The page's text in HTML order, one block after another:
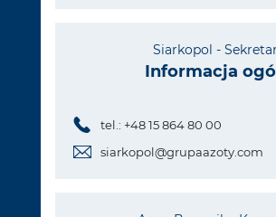
Siarkopol -
Informacja
tel.: +48 15 864 80 00
siarkopol@grupaazoty.com